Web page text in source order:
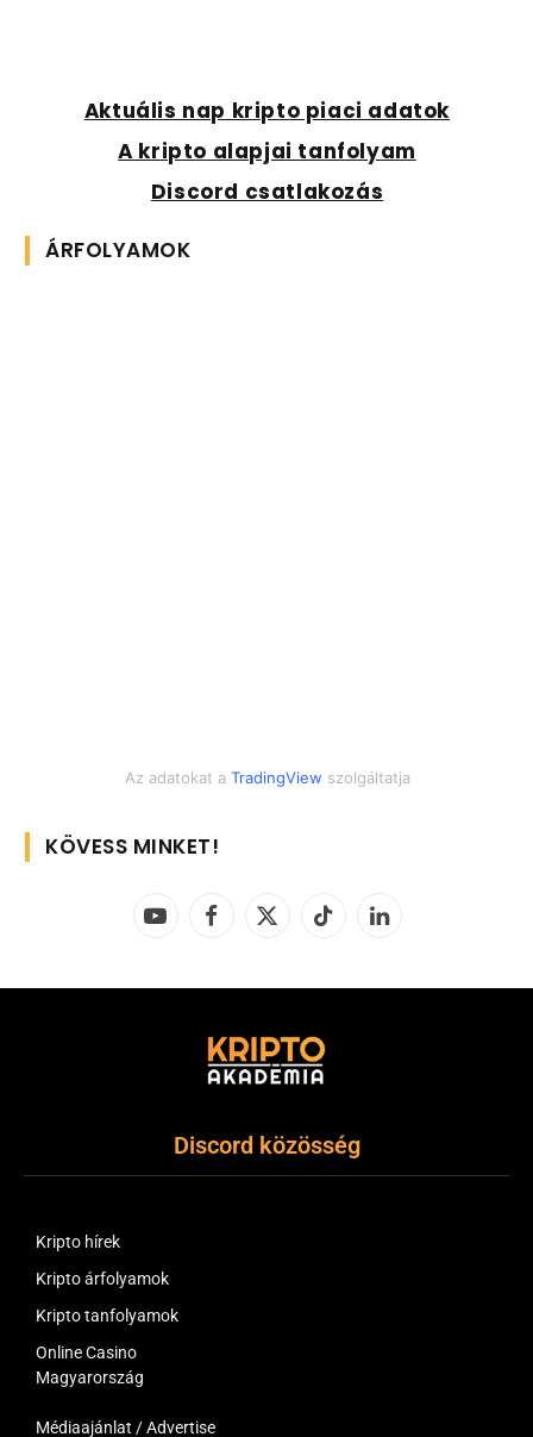
Aktuális nap kripto piaci adatok
A kripto alapjai tanfolyam
Discord csatlakozás
ÁRFOLYAMOK
Az adatokat a TradingView szolgáltatja
KÖVESS MINKET!
YouTubeFacebook
X
TikTok LinkedIn
Discord közösség
Kripto hírek
Kripto árfolyamok
Kripto tanfolyamok
Online Casino
Magyarország
Médiaajánlat / Advertise